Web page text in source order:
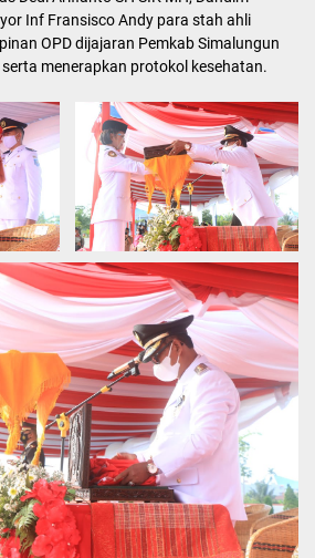
Inf Fransisco Andy para stah ahli
OPD dijajaran Pemkab Simalungun
menerapkan protokol kesehatan.